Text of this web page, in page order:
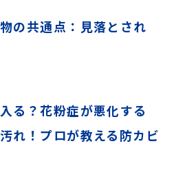
の共通点：見落とされ
る？花粉症が悪化する
れ！プロが教える防カビ